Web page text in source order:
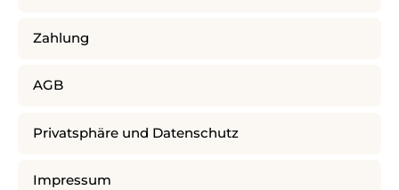
Zahlung
AGB
Privatsphäre und Datenschutz
Impressum